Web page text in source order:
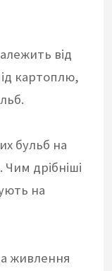
від
картоплю,
бульб на
Чим дрібніші
на
живлення